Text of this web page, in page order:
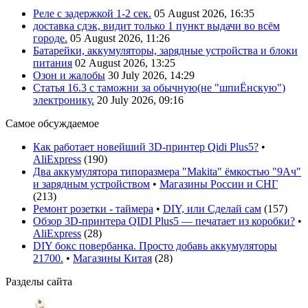
Реле с задержкой 1-2 сек. 05 August 2026, 16:35
доставка сдэк, видит только 1 пункт выдачи во всём
городе. 05 August 2026, 11:26
Батарейки, аккумуляторы, зарядные устройства и блоки
питания 02 August 2026, 13:25
Озон и жалобы 30 July 2026, 14:29
Статья 16.3 с таможни за обычную(не "шпиЁнскую")
электронику. 20 July 2026, 09:16
Самое обсуждаемое
Как работает новейший 3D-принтер Qidi Plus5? •
AliExpress (190)
Два аккумулятора типоразмера "Makita" ёмкостью "9Ач"
и зарядным устройством • Магазины России и СНГ
(213)
Ремонт розетки - таймера • DIY, или Сделай сам (157)
Обзор 3D-принтера QIDI Plus5 — печатает из коробки? •
AliExpress (28)
DIY бокс повербанка. Просто добавь аккумуляторы
21700. • Магазины Китая (28)
Разделы сайта